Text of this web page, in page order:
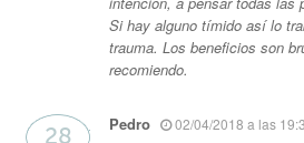
Si hay alguno tímido así lo
trauma. Los beneficios son
recomiendo.
Pedro 02/04/2018 a las